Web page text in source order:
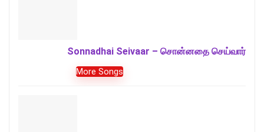
Sonnadhai Seivaar – சொன்னதை செய்வார்
More Songs